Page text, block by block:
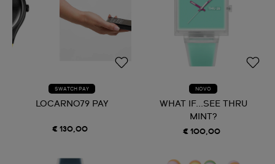
SWATCH PAY
LOCARNO79 PAY
€ 130,00
NOVO
WHAT IF...SEE THRU
MINT?
€ 100,00